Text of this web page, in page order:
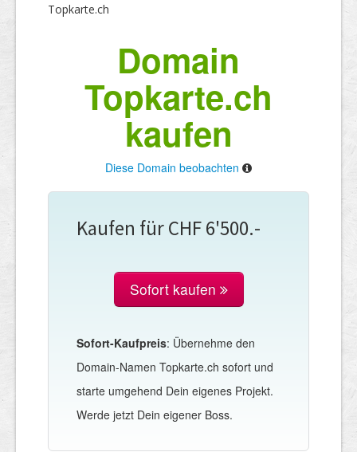
Topkarte.ch
Domain
Topkarte.ch
kaufen
Diese Domain beobachten
Kaufen für CHF 6'500.-
Sofort kaufen
Sofort-Kaufpreis: Übernehme den
Domain-Namen Topkarte.ch sofort und
starte umgehend Dein eigenes Projekt.
Werde jetzt Dein eigener Boss.